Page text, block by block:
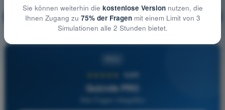
🔒 PRO Erläuterung der Frage
4,6/5
Quizvds PRO
Alle Fragen inbegriffen
Sie können weiterhin die kostenlose Versionnutzen, die
Ihnen Zugang zu 75% der Fragenmit einem Limit von 3
Simulationen alle 2 Stunden bietet.